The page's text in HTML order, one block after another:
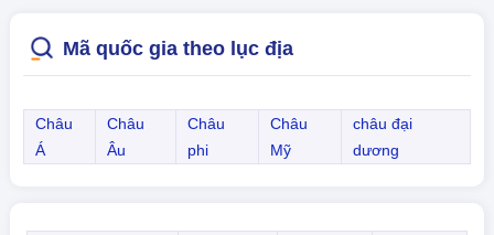
Mã quốc gia theo lục địa
Châu
Á
Châu
Âu
Châu
phi
Châu
Mỹ
châu đại
dương